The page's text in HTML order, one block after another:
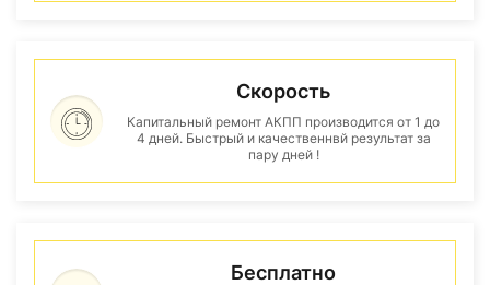
Скорость
Капитальный ремонт АКПП производится от 1 до
4 дней. Быстрый и качественнвй результат за
пару дней !
Бесплатно